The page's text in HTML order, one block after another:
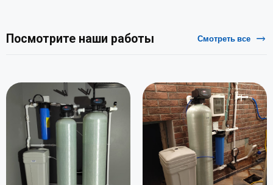
Посмотрите наши работы Смотреть все